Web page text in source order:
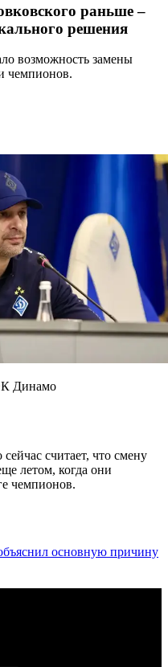
раньше –
решения
возможность замены
чемпионов.
Динамо
считает, что смену
летом, когда они
чемпионов.
основную причину